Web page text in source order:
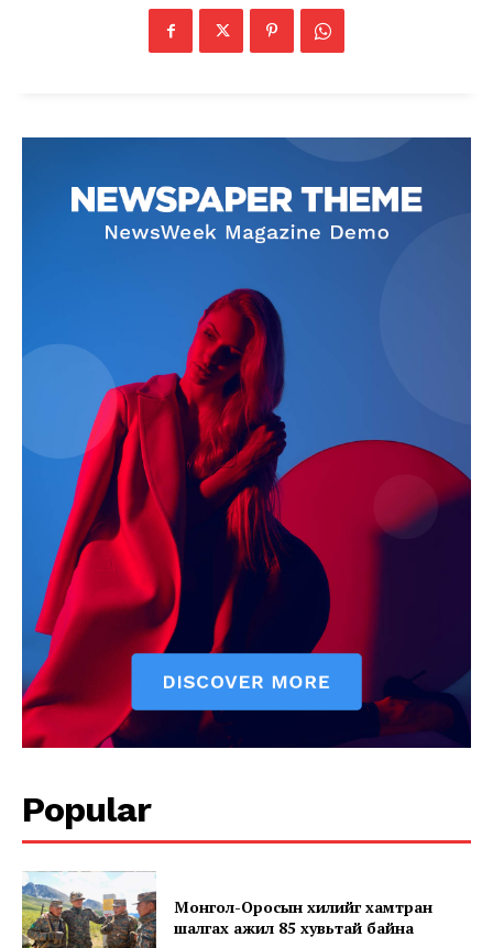
Popular
Монгол-Оросын хилийг хамтран
шалгах ажил 85 хувьтай байна